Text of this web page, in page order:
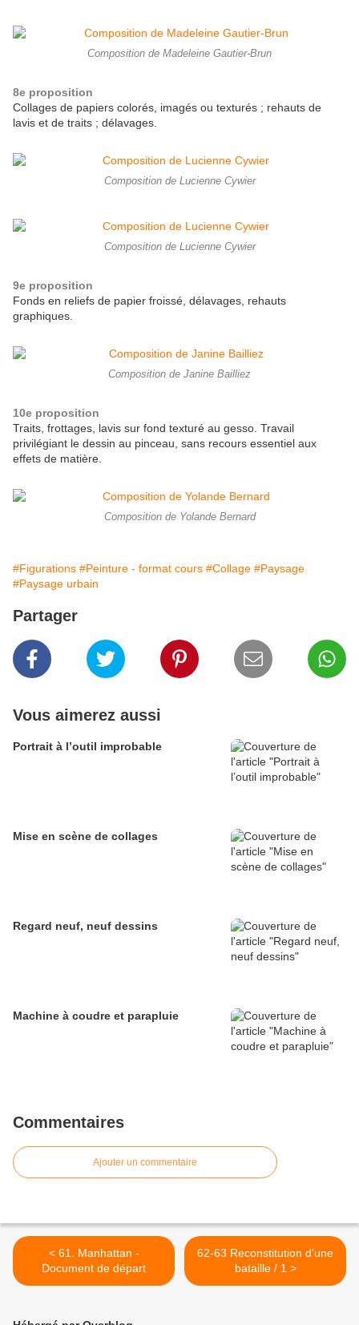
Composition de Madeleine Gautier-Brun
8e proposition
Collages de papiers colorés, imagés ou texturés ; rehauts de
lavis et de traits ; délavages.
Composition de Lucienne Cywier
Composition de Lucienne Cywier
9e proposition
Fonds en reliefs de papier froissé, délavages, rehauts
graphiques.
Composition de Janine Bailliez
10e proposition
Traits, frottages, lavis sur fond texturé au gesso. Travail
privilégiant le dessin au pinceau, sans recours essentiel aux
effets de matière.
Composition de Yolande Bernard
#Figurations #Peinture - format cours #Collage #Paysage
#Paysage urbain
Partager
Vous aimerez aussi
Portrait à l’outil improbable
Mise en scène de collages
Regard neuf, neuf dessins
Machine à coudre et parapluie
Commentaires
Ajouter un commentaire
< 61. Manhattan -
Document de départ
62-63 Reconstitution d'une
bataille / 1 >